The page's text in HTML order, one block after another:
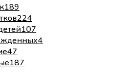
189
224
107
4
47
187